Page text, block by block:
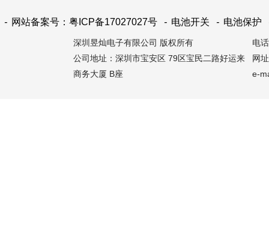
- 网站备案号：粤ICP备17027027号 - 电池开关 - 电池保护
深圳昱灿电子有限公司 版权所有
公司地址：深圳市宝安区 79区宝民二路好运来
商务大厦 B座
电
网
e-